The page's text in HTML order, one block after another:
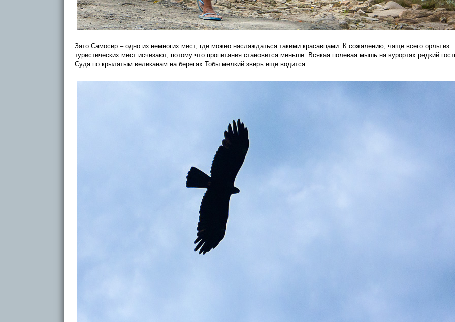
Зато Самосир – одно из немногих мест, где можно наслаждаться такими красавцами. К сожалению, чаще всего орлы из
туристических мест исчезают, потому что пропитания становится меньше. Всякая полевая мышь на курортах редкий
Судя по крылатым великанам на берегах Тобы мелкий зверь еще водится.